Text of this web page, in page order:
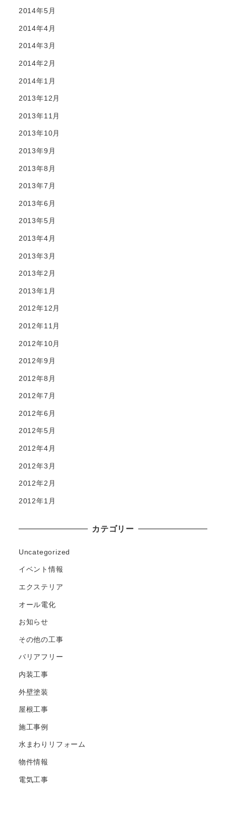
2014年5月
2014年4月
2014年3月
2014年2月
2014年1月
2013年12月
2013年11月
2013年10月
2013年9月
2013年8月
2013年7月
2013年6月
2013年5月
2013年4月
2013年3月
2013年2月
2013年1月
2012年12月
2012年11月
2012年10月
2012年9月
2012年8月
2012年7月
2012年6月
2012年5月
2012年4月
2012年3月
2012年2月
2012年1月
カテゴリー
Uncategorized
イベント情報
エクステリア
オール電化
お知らせ
その他の工事
バリアフリー
内装工事
外壁塗装
屋根工事
施工事例
水まわりリフォーム
物件情報
電気工事